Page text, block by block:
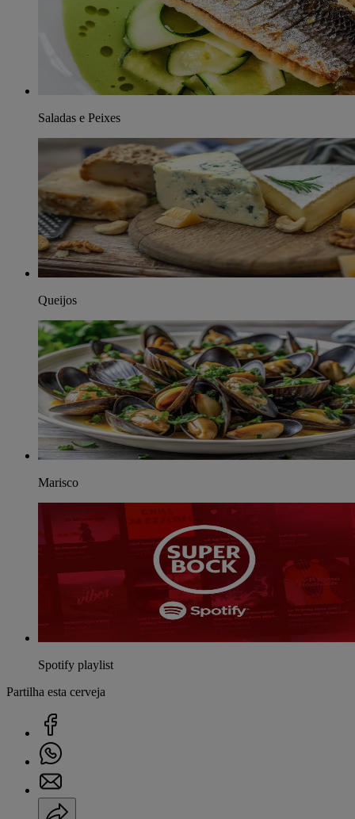
Saladas e Peixes
Queijos
Marisco
Spotify playlist
Partilha esta cerveja